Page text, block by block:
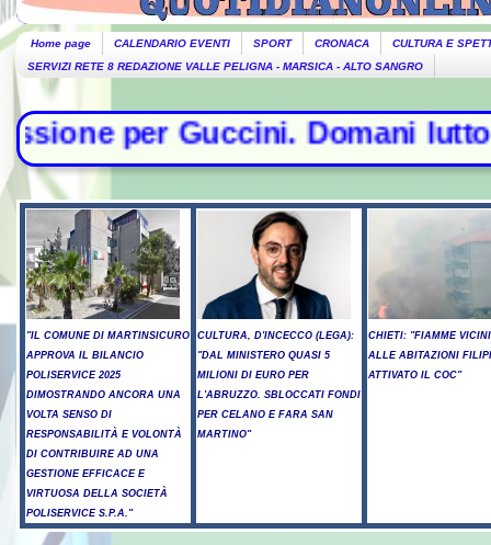
Home page CALENDARIO EVENTI SPORT CRONACA
CULTURA E
SERVIZI RETE 8 REDAZIONE VALLE PELIGNA - MARSICA - ALTO SANGRO
Domani lutto
"IL COMUNE DI MARTINSICURO
APPROVA IL BILANCIO
POLISERVICE 2025
DIMOSTRANDO ANCORA UNA
VOLTA SENSO DI
RESPONSABILITÀ E VOLONTÀ
DI CONTRIBUIRE AD UNA
GESTIONE EFFICACE E
VIRTUOSA DELLA SOCIETÀ
POLISERVICE S.P.A."
CULTURA, D'INCECCO (LEGA):
"DAL MINISTERO QUASI 5
MILIONI DI EURO PER
L'ABRUZZO. SBLOCCATI FONDI
PER CELANO E FARA SAN
MARTINO"
CHIETI: "FIAMME
ALLE ABITAZIONI
ATTIVATO IL COC"